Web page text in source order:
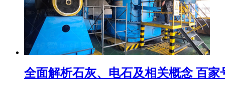
全面解析石灰、电石及相关概念 百家